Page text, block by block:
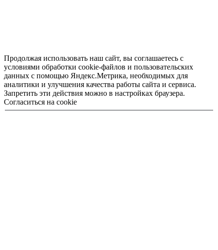
Продолжая использовать наш сайт, вы соглашаетесь с
условиями обработки cookie-файлов и пользовательских
данных с помощью Яндекс.Метрика, необходимых для
аналитики и улучшения качества работы сайта и сервиса.
Запретить эти действия можно в настройках браузера.
Согласиться на cookie